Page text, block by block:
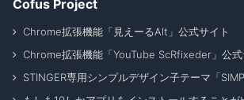
Cofus Project
Chrome拡張機能「見えーるAlt」公式サイト
Chrome拡張機能「YouTube ScRfixeder」公式
STINGER専用シンプルデザイン子テーマ「